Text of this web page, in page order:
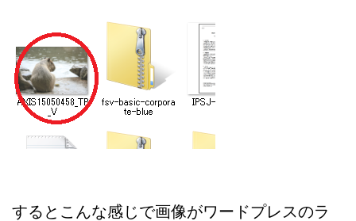
するとこんな感じで画像がワードプレスのラ